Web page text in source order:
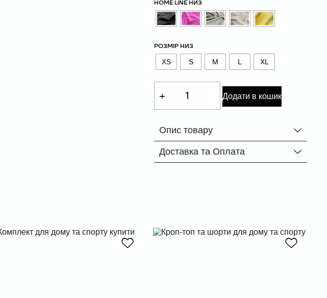
HOME LINE НИЗ
РОЗМІР НИЗ
XS S M L XL
Додати в кошик
Опис товару
Доставка та Оплата